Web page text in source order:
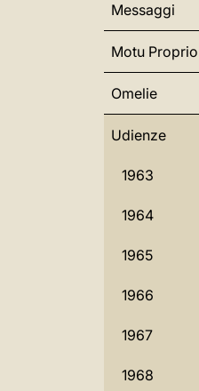
Messaggi
Motu Proprio
Omelie
Udienze
1963
1964
1965
1966
1967
1968